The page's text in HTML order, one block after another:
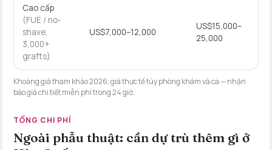
Cao cấp
(FUE / no-
shave,
3,000+
grafts)
US$7,000–12,000
US$15,000–
25,000
Khoảng giá tham khảo 2026; giá thực tế tùy phòng khám và ca —nhận
báo giá chi tiết miễn phí trong 24 giờ.
TỔNG CHI PHÍ
Ngoài phẫu thuật: cần dự trù thêm gì ở